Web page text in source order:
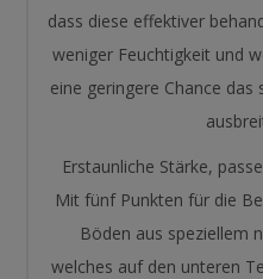
dass diese effektiver
weniger Feuchtigkeit und
eine geringere Chance
Erstaunliche Stärke,
Mit fünf Punkten für die
Böden aus speziellem
welches auf den unteren